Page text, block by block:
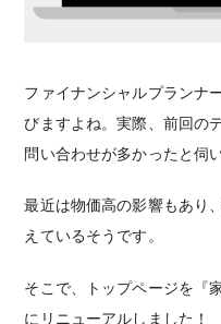
ファイナンシャルプランナ
びますよね。実際、前回の
問い合わせが多かったと伺
最近は物価高の影響もあり
えているそうです。
そこで、トップページを『
にリニューアルしました！